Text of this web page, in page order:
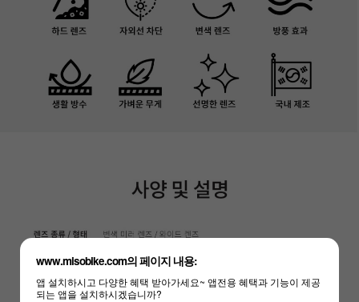
www.misobike.com의 페이지 내용:
앱 설치하시고 다양한 혜택 받아가세요~ 앱전용 혜택과 기능이 제공
되는 앱을 설치하시겠습니까?